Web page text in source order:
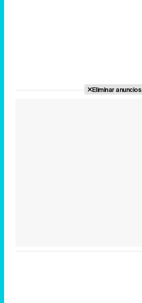
Eliminar anuncios